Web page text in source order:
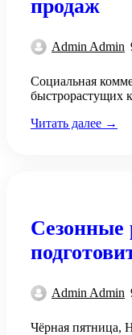
продаж
Admin Admin
Социальная
быстрорастущих
Читать далее →
Сезонные
Admin Admin
Чёрная пятница,